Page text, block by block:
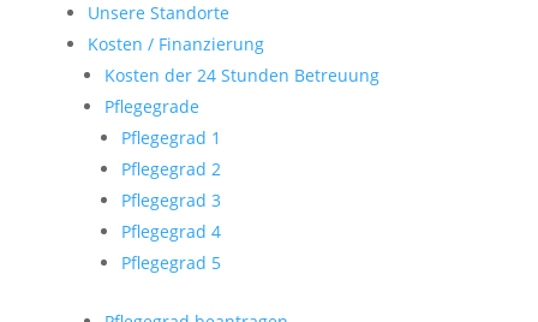
Unsere Standorte
Kosten / Finanzierung
Kosten der 24 Stunden Betreuung
Pflegegrade
Pflegegrad 1
Pflegegrad 2
Pflegegrad 3
Pflegegrad 4
Pflegegrad 5